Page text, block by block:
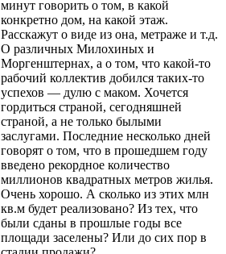
минут говорить о том, в какой
конкретно дом, на какой этаж.
Расскажут о виде из она, метраже и т.д.
О различных Милохиных и
Моргенштернах, а о том, что какой-то
рабочий коллектив добился таких-то
успехов — дулю с маком. Хочется
гордиться страной, сегодняшней
страной, а не только былыми
заслугами. Последние несколько дней
говорят о том, что в прошедшем году
введено рекордное количество
миллионов квадратных метров жилья.
Очень хорошо. А сколько из этих млн
кв.м будет реализовано? Из тех, что
были сданы в прошлые годы все
площади заселены? Или до сих пор в